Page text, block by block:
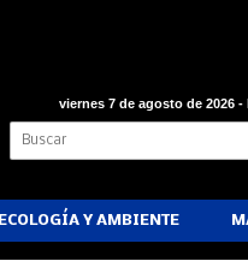
viernes 7 de agosto de 2026 -
ECOLOGÍA Y AMBIENTE